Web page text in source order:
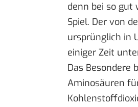
denn bei so gut
Spiel. Der von
ursprünglich in
einiger Zeit
Das Besondere
Aminosäuren